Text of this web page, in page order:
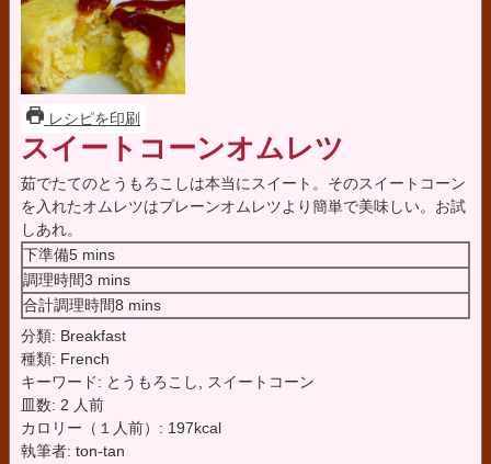
レシピを印刷
スイートコーンオムレツ
茹でたてのとうもろこしは本当にスイート。そのスイートコーン
を入れたオムレツはプレーンオムレツより簡単で美味しい。お試
しあれ。
下準備5minutes
mins
調理時間3 minutes
mins
合計調理時間8 minutes
mins
分類: Breakfast
種類: French
キーワード: とうもろこし, スイートコーン
皿数: 2 人前
カロリー（１人前）: 197kcal
執筆者: ton-tan